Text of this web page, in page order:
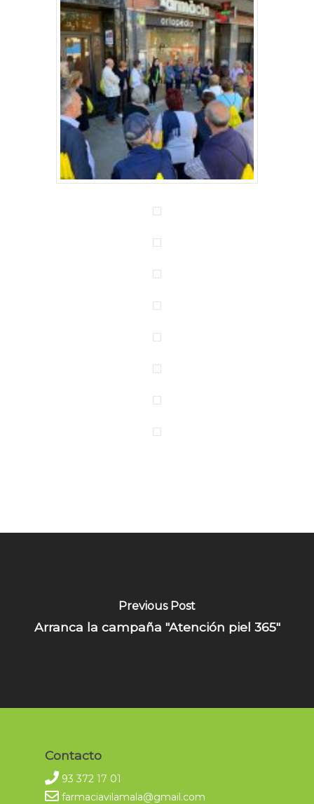
Previous Post
Arranca la campaña "Atención piel 365"
Contacto
93 372 17 01
farmaciavilamala@gmail.com
Inicio
Quienes somos
Servicios